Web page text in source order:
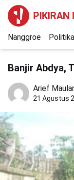
PIKIRAN
Nanggroe Politika
Banjir Abdya,
Arief
21 Agustus